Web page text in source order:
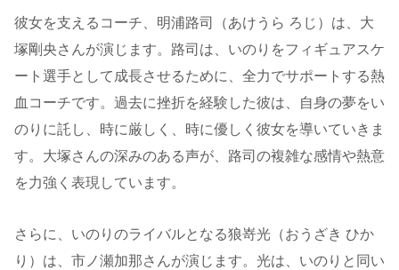
彼女を支えるコーチ、明浦路司（あけうら ろじ）は、大
塚剛央さんが演じます。路司は、いのりをフィギュアスケ
ート選手として成長させるために、全力でサポートする熱
血コーチです。過去に挫折を経験した彼は、自身の夢をい
のりに託し、時に厳しく、時に優しく彼女を導いていきま
す。大塚さんの深みのある声が、路司の複雑な感情や熱意
を力強く表現しています。
さらに、いのりのライバルとなる狼嵜光（おうざき ひか
り）は、市ノ瀬加那さんが演じます。光は、いのりと同い